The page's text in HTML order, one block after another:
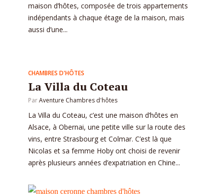
maison d’hôtes, composée de trois appartements
indépendants à chaque étage de la maison, mais
aussi d’une...
CHAMBRES D'HÔTES
La Villa du Coteau
ParAventure Chambres d'hôtes
La Villa du Coteau, c’est une maison d’hôtes en
Alsace, à Obernai, une petite ville sur la route des
vins, entre Strasbourg et Colmar. C’est là que
Nicolas et sa femme Hoby ont choisi de revenir
après plusieurs années d’expatriation en Chine...